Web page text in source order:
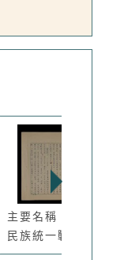
主要名稱：中共抗日
民族統一戰...